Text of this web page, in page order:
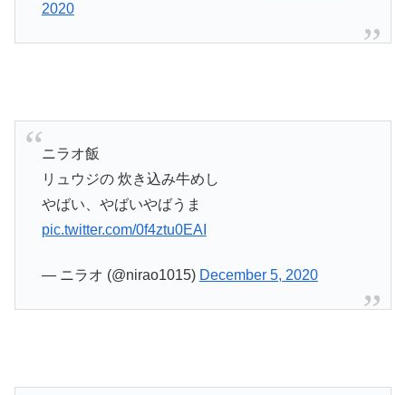
2020
ニラオ飯
リュウジの 炊き込み牛めし
やばい、やばいやばうま
pic.twitter.com/0f4ztu0EAI
— ニラオ (@nirao1015) December 5, 2020